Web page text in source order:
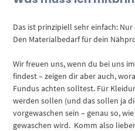
Das ist prinzipiell sehr einfach:
Den Materialbedarf für dein
Wir freuen uns, wenn du bei uns
findest – zeigen dir aber auch,
Fundus achten solltest. Für
werden sollen (und das sollen ja
vorgewaschen sein – genau so,
gewaschen wird. Komm also